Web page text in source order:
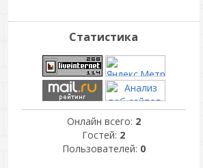
Статистика
Онлайн всего: 2
Гостей: 2
Пользователей: 0